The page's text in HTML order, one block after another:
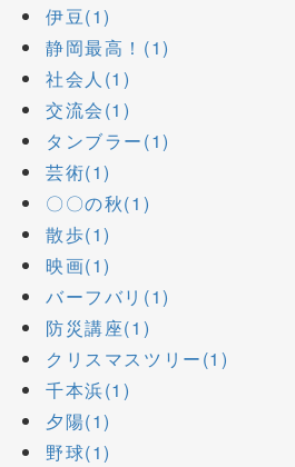
伊豆(1)
静岡最高！(1)
社会人(1)
交流会(1)
タンブラー(1)
芸術(1)
〇〇の秋(1)
散歩(1)
映画(1)
バーフバリ(1)
防災講座(1)
クリスマスツリー(1)
千本浜(1)
夕陽(1)
野球(1)